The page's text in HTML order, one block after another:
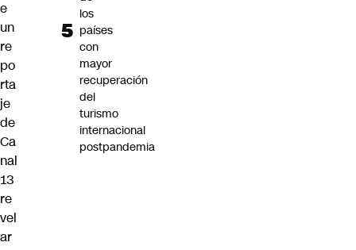
e
un
re
po
rta
je
de
Ca
nal
13
re
vel
ar
los
países
con
mayor
recuperación
del
turismo
internacional
postpandemia